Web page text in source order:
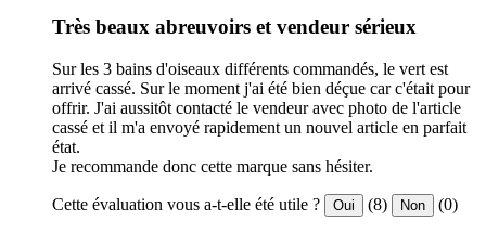
Très beaux abreuvoirs et vendeur sérieux
Sur les 3 bains d'oiseaux différents commandés, le vert est
arrivé cassé. Sur le moment j'ai été bien déçue car c'était pour
offrir. J'ai aussitôt contacté le vendeur avec photo de l'article
cassé et il m'a envoyé rapidement un nouvel article en parfait
état.
Je recommande donc cette marque sans hésiter.
Cette évaluation vous a-t-elle été utile ? Oui (8) Non (0)